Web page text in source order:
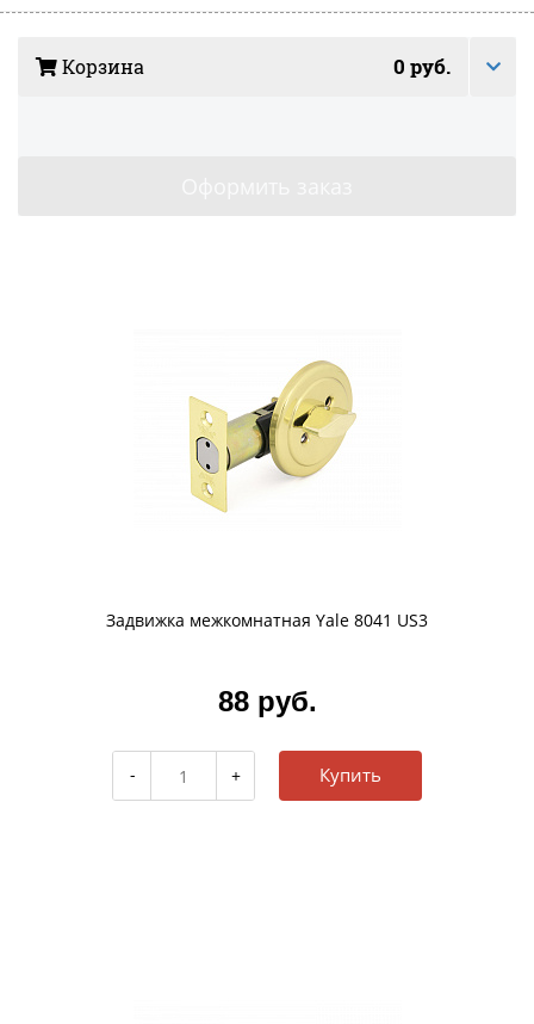
Корзина 0 руб.
Задвижка межкомнатная Yale 8041 US3
88 руб.
Купить